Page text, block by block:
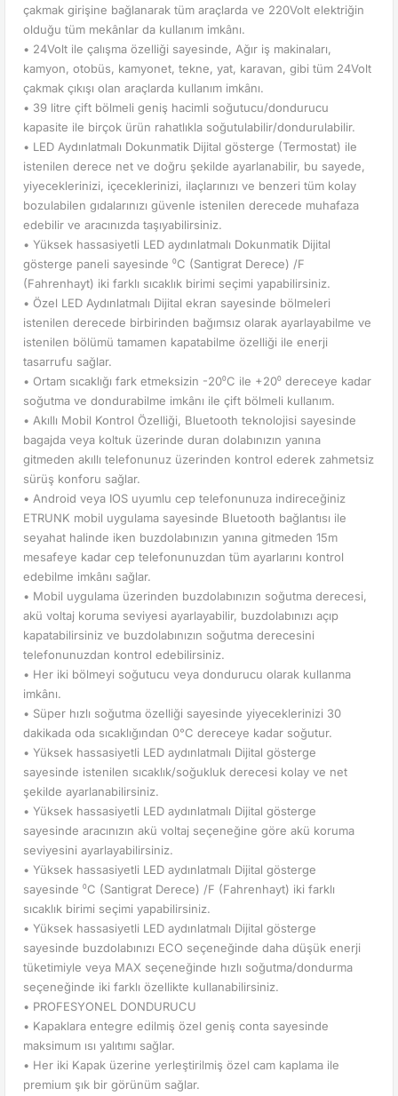
çakmak girişine bağlanarak tüm araçlarda ve 220Volt elektriğin
olduğu tüm mekânlar da kullanım imkânı.
• 24Volt ile çalışma özelliği sayesinde, Ağır iş makinaları,
kamyon, otobüs, kamyonet, tekne, yat, karavan, gibi tüm 24Volt
çakmak çıkışı olan araçlarda kullanım imkânı.
• 39 litre çift bölmeli geniş hacimli soğutucu/dondurucu
kapasite ile birçok ürün rahatlıkla soğutulabilir/dondurulabilir.
• LED Aydınlatmalı Dokunmatik Dijital gösterge (Termostat) ile
istenilen derece net ve doğru şekilde ayarlanabilir, bu sayede,
yiyeceklerinizi, içeceklerinizi, ilaçlarınızı ve benzeri tüm kolay
bozulabilen gıdalarınızı güvenle istenilen derecede muhafaza
edebilir ve aracınızda taşıyabilirsiniz.
• Yüksek hassasiyetli LED aydınlatmalı Dokunmatik Dijital
gösterge paneli sayesinde ⁰C (Santigrat Derece) /F
(Fahrenhayt) iki farklı sıcaklık birimi seçimi yapabilirsiniz.
• Özel LED Aydınlatmalı Dijital ekran sayesinde bölmeleri
istenilen derecede birbirinden bağımsız olarak ayarlayabilme ve
istenilen bölümü tamamen kapatabilme özelliği ile enerji
tasarrufu sağlar.
• Ortam sıcaklığı fark etmeksizin -20⁰C ile +20⁰ dereceye kadar
soğutma ve dondurabilme imkânı ile çift bölmeli kullanım.
• Akıllı Mobil Kontrol Özelliği, Bluetooth teknolojisi sayesinde
bagajda veya koltuk üzerinde duran dolabınızın yanına
gitmeden akıllı telefonunuz üzerinden kontrol ederek zahmetsiz
sürüş konforu sağlar.
• Android veya IOS uyumlu cep telefonunuza indireceğiniz
ETRUNK mobil uygulama sayesinde Bluetooth bağlantısı ile
seyahat halinde iken buzdolabınızın yanına gitmeden 15m
mesafeye kadar cep telefonunuzdan tüm ayarlarını kontrol
edebilme imkânı sağlar.
• Mobil uygulama üzerinden buzdolabınızın soğutma derecesi,
akü voltaj koruma seviyesi ayarlayabilir, buzdolabınızı açıp
kapatabilirsiniz ve buzdolabınızın soğutma derecesini
telefonunuzdan kontrol edebilirsiniz.
• Her iki bölmeyi soğutucu veya dondurucu olarak kullanma
imkânı.
• Süper hızlı soğutma özelliği sayesinde yiyeceklerinizi 30
dakikada oda sıcaklığından 0°C dereceye kadar soğutur.
• Yüksek hassasiyetli LED aydınlatmalı Dijital gösterge
sayesinde istenilen sıcaklık/soğukluk derecesi kolay ve net
şekilde ayarlanabilirsiniz.
• Yüksek hassasiyetli LED aydınlatmalı Dijital gösterge
sayesinde aracınızın akü voltaj seçeneğine göre akü koruma
seviyesini ayarlayabilirsiniz.
• Yüksek hassasiyetli LED aydınlatmalı Dijital gösterge
sayesinde ⁰C (Santigrat Derece) /F (Fahrenhayt) iki farklı
sıcaklık birimi seçimi yapabilirsiniz.
• Yüksek hassasiyetli LED aydınlatmalı Dijital gösterge
sayesinde buzdolabınızı ECO seçeneğinde daha düşük enerji
tüketimiyle veya MAX seçeneğinde hızlı soğutma/dondurma
seçeneğinde iki farklı özellikte kullanabilirsiniz.
• PROFESYONEL DONDURUCU
• Kapaklara entegre edilmiş özel geniş conta sayesinde
maksimum ısı yalıtımı sağlar.
• Her iki Kapak üzerine yerleştirilmiş özel cam kaplama ile
premium şık bir görünüm sağlar.